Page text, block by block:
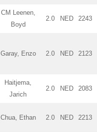
CM Leenen,
Boyd
2.0 NED 2243
Garay, Enzo 2.0 NED 2123
Haitjema,
Jarich
2.0 NED 2083
Chua, Ethan 2.0 NED 2213